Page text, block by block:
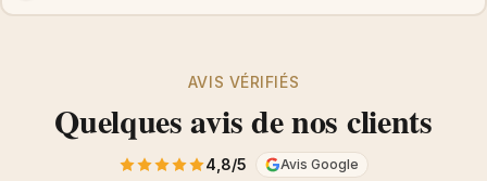
AVIS VÉRIFIÉS
Quelques avis de nos clients
4,8/5 Avis Google